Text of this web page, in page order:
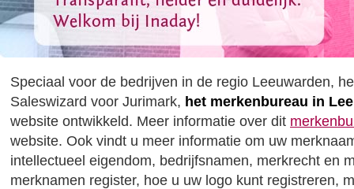
Speciaal voor de bedrijven in de regio Leeuwarden,
Saleswizard voor Jurimark, het merkenbureau in
website ontwikkeld. Meer informatie over dit
website. Ook vindt u meer informatie om uw
intellectueel eigendom, bedrijfsnamen, merkrecht en
merknamen register, hoe u uw logo kunt registreren,